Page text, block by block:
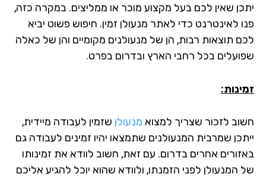
שאין לכם בעל מקצוע מוכר או ממליצים. במקרה כזה,
לאינטרנט כדי לאתר מנעולן זמין. חיפוש פשוט יביא
תוצאות רבות, הן של מנעולנים מקומיים והן של כאלה
בכל רחבי הארץ ובדרום בפרט.
לזכור שצריך למצואמנעולןשזמין לעבודה מיידית,
שמרבית המנעולנים שתמצאו יהיו זמינים לעבודה גם
אחרים בדרום. עם זאת, חשוב לוודא את זמינותו
המנעולן לפני הזמנתו, ולוודא שהוא יוכל להגיע אליכם